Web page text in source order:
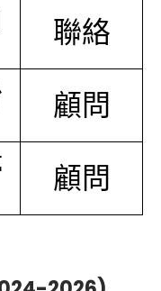
聯絡
顧問
顧問